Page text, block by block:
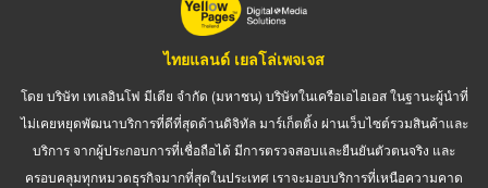
ไทยแลนด์ เยลโล่เพจเจส
โดย บริษัท เทเลอินโฟ มีเดีย จำกัด (มหาชน) บริษัทในเครือเอไอเอส ในฐานะผู้นำที่
ไม่เคยหยุดพัฒนาบริการที่ดีที่สุดด้านดิจิทัล มาร์เก็ตติ้ง ผ่านเว็บไซต์รวมสินค้าและ
บริการ จากผู้ประกอบการที่เชื่อถือได้ มีการตรวจสอบและยืนยันตัวตนจริง และ
ครอบคลุมทุกหมวดธุรกิจมากที่สุดในประเทศ เราจะมอบบริการที่เหนือความคาด